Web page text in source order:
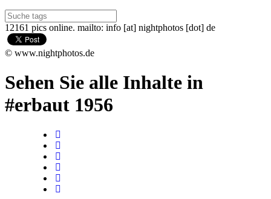
12161 pics online. mailto: info [at] nightphotos [dot] de
© www.nightphotos.de
Sehen Sie alle Inhalte in
#erbaut 1956